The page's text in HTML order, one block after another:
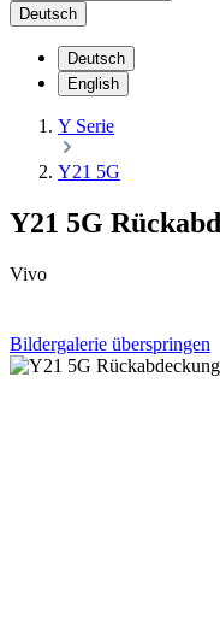
Deutsch
Deutsch
English
Y Serie
Y21 5G
Y21 5G
Vivo
Bildergalerie überspringen